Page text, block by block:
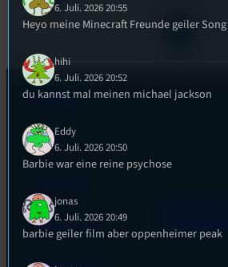
»
Kontakt
FAQ
Impressum
6. Juli. 2026 20:55
Heyo meine Minecraft Freunde geiler Song
hihi
6. Juli. 2026 20:52
du kannst mal meinen michael jackson
Eddy
6. Juli. 2026 20:50
Barbie war eine reine psychose
jonas
6. Juli. 2026 20:49
barbie geiler film aber oppenheimer peak